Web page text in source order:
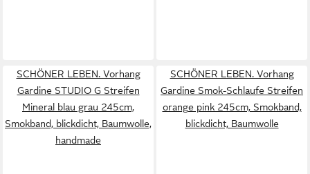
SCHÖNER LEBEN. Vorhang
Gardine STUDIO G Streifen
Mineral blau grau 245cm,
Smokband, blickdicht, Baumwolle,
handmade
SCHÖNER LEBEN. Vorhang
Gardine Smok-Schlaufe Streifen
orange pink 245cm, Smokband,
blickdicht, Baumwolle